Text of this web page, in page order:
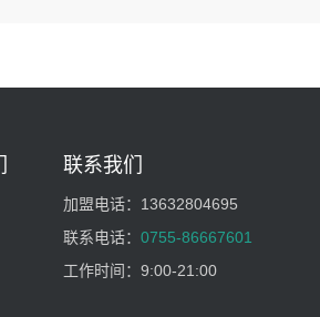
联系我们
加盟电话： 13632804695
联系电话： 0755-86667601
工作时间： 9:00-21:00